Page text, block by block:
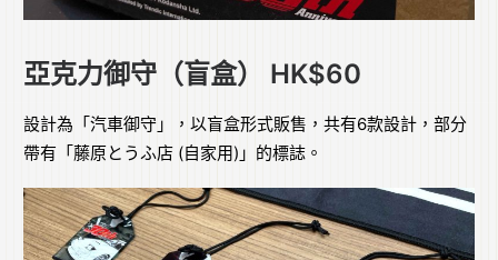
亞克力御守（盲盒） HK$60
設計為「汽車御守」，以盲盒形式販售，共有6款設計，部分
帶有「藤原とうふ店 (自家用)」的標誌。